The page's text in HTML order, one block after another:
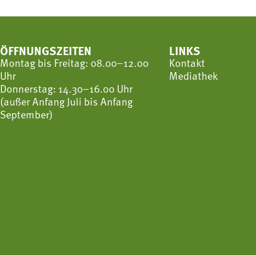
ÖFFNUNGSZEITEN
Montag bis Freitag: 08.00–12.00
Uhr
Donnerstag: 14.30–16.00 Uhr
(außer Anfang Juli bis Anfang
September)
LINKS
Kontakt
Mediathek